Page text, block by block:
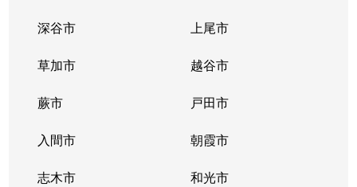
深谷市 上尾市
草加市 越谷市
蕨市 戸田市
入間市 朝霞市
志木市 和光市